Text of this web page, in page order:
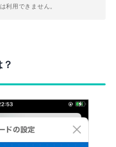
利用できません。